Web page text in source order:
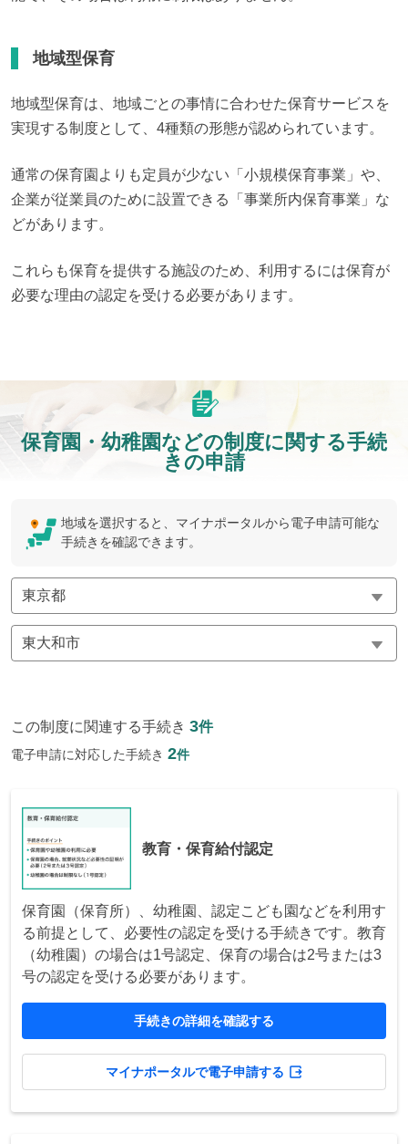
地域型保育
地域型保育は、地域ごとの事情に合わせた保育サービスを
実現する制度として、4種類の形態が認められています。
通常の保育園よりも定員が少ない「小規模保育事業」や、
企業が従業員のために設置できる「事業所内保育事業」な
どがあります。
これらも保育を提供する施設のため、利用するには保育が
必要な理由の認定を受ける必要があります。
保育園・幼稚園などの制度に関する手続
きの申請
地域を選択すると、マイナポータルから電子申請可能な
手続きを確認できます。
この制度に関連する手続き 3件
電子申請に対応した手続き 2件
教育・保育給付認定
保育園（保育所）、幼稚園、認定こども園などを利用す
る前提として、必要性の認定を受ける手続きです。教育
（幼稚園）の場合は1号認定、保育の場合は2号または3
号の認定を受ける必要があります。
手続きの詳細を確認する
マイナポータルで電子申請する